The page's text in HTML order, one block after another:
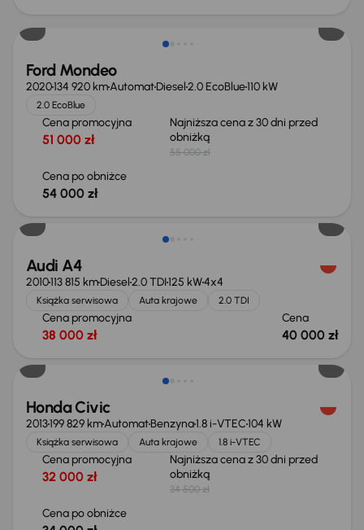
Ford Mondeo
2020134 920 kmAutomatDiesel2.0 EcoBlue110 kW
2.0 EcoBlue
Cena promocyjna
51 000 zł
Najniższa cena z 30 dni przed
obniżką
55 000 zł
Cena po obniżce
54 000 zł
Audi A4
2010113 815 kmDiesel2.0 TDI125 kW4x4
Książka serwisowa Auta krajowe 2.0 TDI
Cena promocyjna
38 000 zł
Cena
40 000 zł
Taniej o 500 zł
Honda Civic
2013199 829 kmAutomatBenzyna1.8 i-VTEC104 kW
Książka serwisowa Auta krajowe 1.8 i-VTEC
Cena promocyjna
32 000 zł
Najniższa cena z 30 dni przed
obniżką
34 500 zł
Cena po obniżce